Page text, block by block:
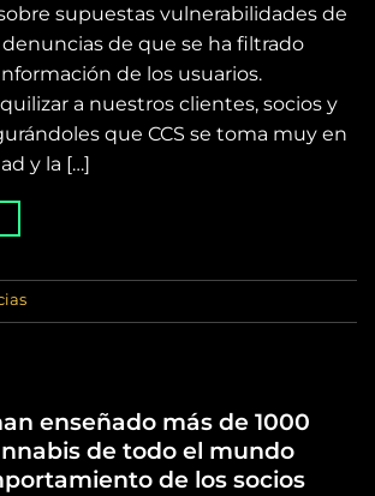
supuestas vulnerabilidades de
de que se ha filtrado
de los usuarios.
a nuestros clientes, socios y
que CCS se toma muy en
y la […]
enseñado más de 1000
de todo el mundo
de los socios